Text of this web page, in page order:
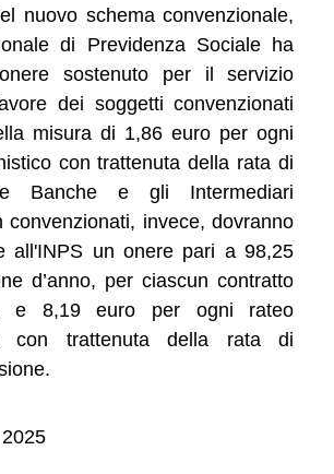
nuovo schema convenzionale,
di Previdenza Sociale ha
sostenuto per il servizio
dei soggetti convenzionati
misura di 1,86 euro per ogni
con trattenuta della rata di
Banche e gli Intermediari
convenzionati, invece, dovranno
all'INPS un onere pari a 98,25
d’anno, per ciascun contratto
e 8,19 euro per ogni rateo
con trattenuta della rata di